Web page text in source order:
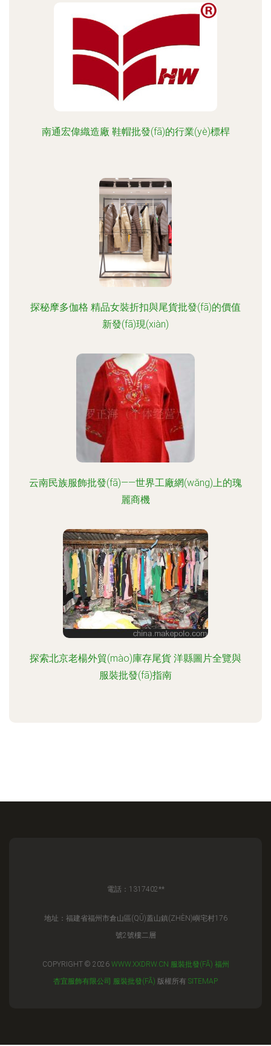
南通宏偉織造廠 鞋帽批發(fā)的行業(yè)標桿
探秘摩多伽格 精品女裝折扣與尾貨批發(fā)的價值
新發(fā)現(xiàn)
云南民族服飾批發(fā)——世界工廠網(wǎng)上的瑰
麗商機
探索北京老楊外貿(mào)庫存尾貨 洋縣圖片全覽與
服裝批發(fā)指南
電話：1317402**
地址：福建省福州市倉山區(QŪ)蓋山鎮(ZHÈN)嶼宅村176
號2號樓二層
COPYRIGHT © 2026 WWW.XXDRW.CN 服裝批發(FĀ) 福州
杏宜服飾有限公司 服裝批發(FĀ) 版權所有 SITEMAP